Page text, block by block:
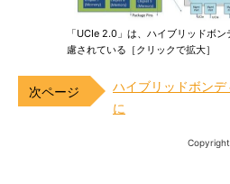
「UCIe 2.0」は、ハイブリッドボ
慮されている［クリックで拡大］
ハイブリッドボン
に